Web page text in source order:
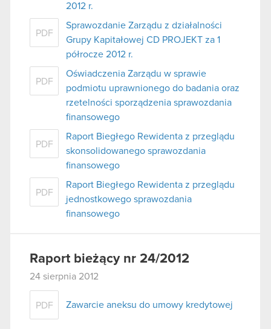
2012 r.
PDF
Sprawozdanie Zarządu z działalności
Grupy Kapitałowej CD PROJEKT za 1
półrocze 2012 r.
PDF
Oświadczenia Zarządu w sprawie
podmiotu uprawnionego do badania oraz
rzetelności sporządzenia sprawozdania
finansowego
PDF
Raport Biegłego Rewidenta z przeglądu
skonsolidowanego sprawozdania
finansowego
PDF
Raport Biegłego Rewidenta z przeglądu
jednostkowego sprawozdania
finansowego
Raport bieżący nr 24/2012
24 sierpnia 2012
PDF Zawarcie aneksu do umowy kredytowej